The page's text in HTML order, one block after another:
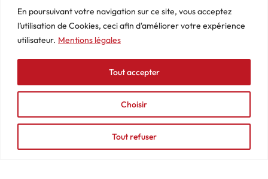
En poursuivant votre navigation sur ce site, vous acceptez
l’utilisation de Cookies, ceci afin d'améliorer votre expérience
utilisateur. Mentions légales
Choisir
Tout refuser
Tout accepter
Luc
Barbier
69640
74
87
contact@mediasaviron.fr
Le
Magazine
Photos
Actualités
Podcasts
Conditions
générales
de ventes
Mentions
légales
Tableau
de bord
Commandes
Adresses
Détails
du
compte